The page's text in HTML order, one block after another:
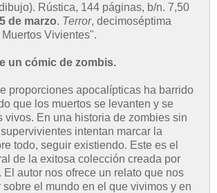
Rústica, 144 páginas, b/n. 7,50
de marzo. Terror, decimoséptima
Vivientes".
un cómic de zombis.
proporciones apocalípticas ha barrido
que los muertos se levanten y se
vivos. En una historia de zombies sin
intentan marcar la
todo, seguir existiendo. Este es el
de la exitosa colección creada por
El autor nos ofrece un relato que nos
sobre el mundo en el que vivimos y en